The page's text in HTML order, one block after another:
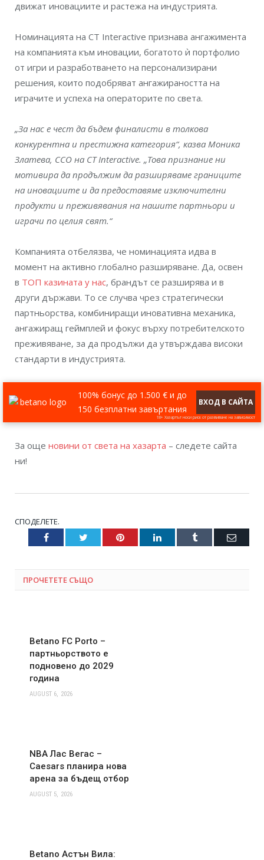
движат иновациите и растежа на индустрията.
Номинацията на CT Interactive признава ангажимента
на компанията към иновации, богатото ѝ портфолио
от игри и разработването на персонализирани
решения, които подобряват ангажираността на
играчите и успеха на операторите по света.
„За нас е чест да бъдем финалисти в толкова
конкурентна и престижна категория“, казва Моника
Златева, CCO на CT Interactive. „Това признание ни
мотивира да продължим да разширяваме границите
на иновациите и да предоставяме изключителни
продукти и преживявания на нашите партньори и
играчи по целия свят.“
Компанията отбелязва, че номинацията идва в
момент на активно глобално разширяване. Да, освен
в ТОП казината у нас, брандът се разширява и в
други държави. То се случва чрез стратегически
партньорства, комбиниращи иновативна механика,
ангажиращ геймплей и фокус върху потребителското
преживяване, за да продължи да утвърждава високи
стандарти в индустрията.
100% бонус до 1.500 € и до
150 безплатни завъртания
ВХОД В САЙТА
18+ Хазартът носи риск от развиване на зависимост
За още новини от света на хазарта – следете сайта
ни!
СПОДЕЛЕТЕ.
Facebook Twitter Pinterest LinkedIn Tumblr Email
ПРОЧЕТЕТЕ СЪЩО
Betano FC Porto –
партньорството е
подновено до 2029
година
AUGUST 6, 2026
NBA Лас Вегас –
Caesars планира нова
арена за бъдещ отбор
AUGUST 5, 2026
Betano Астън Вила: